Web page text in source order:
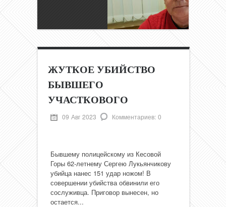
ЖУТКОЕ УБИЙСТВО
БЫВШЕГО
УЧАСТКОВОГО
09 Авг 2023 Комментариев: 0
Бывшему полицейскому из Кесовой
Горы 62-летнему Сергею Лукьянчикову
убийца нанес 151 удар ножом! В
совершении убийства обвинили его
сослуживца. Приговор вынесен, но
остается...